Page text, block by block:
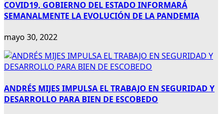
COVID19, GOBIERNO DEL ESTADO INFORMARÁ
SEMANALMENTE LA EVOLUCIÓN DE LA PANDEMIA
mayo 30, 2022
ANDRÉS MIJES IMPULSA EL TRABAJO EN SEGURIDAD Y
DESARROLLO PARA BIEN DE ESCOBEDO